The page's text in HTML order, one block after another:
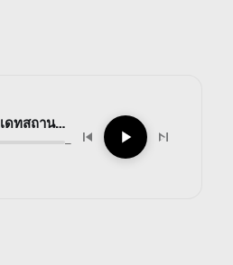
EP15 Speak of the Devil: คุยหลังเกมเบิร์นลีย์และวูฟ อัพเดทสถานการณ์ปัจจุบัน
—